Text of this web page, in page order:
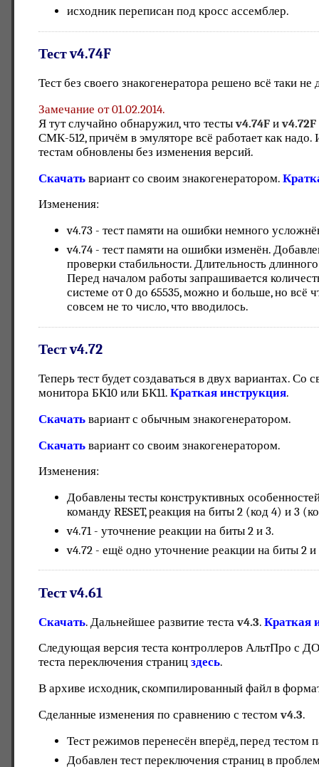
исходник переписан под кросс ассемблер.
Тест v4.74F
Тест без своего знакогенератора решено всё таки
Замечание от 01.02.2014.
Я тут случайно обнаружил, что тестыv4.74F иv4.72F
СМК-512, причём в эмуляторе всё работает как
тестам обновлены без изменения версий.
Скачать вариант со своим знакогенератором.
Изменения:
v4.73 - тест памяти на ошибки немного
v4.74 - тест памяти на ошибки изменён.
проверки стабильности. Длительность
Перед началом работы запрашивается
системе от 0 до 65535, можно и больше, но всё
совсем не то число, что вводилось.
Тест v4.72
Теперь тест будет создаваться в двух вариантах. Со
монитора БК10 или БК11.Краткая инструкция.
Скачать вариант с обычным знакогенератором.
Скачать вариант со своим знакогенератором.
Изменения:
Добавлены тесты конструктивных
команду RESET, реакция на биты 2 (код 4) и 3
v4.71 - уточнение реакции на биты 2 и 3.
v4.72 - ещё одно уточнение реакции на биты 2 и
Тест v4.61
Скачать. Дальнейшее развитие тестаv4.3.Краткая
Следующая версия теста контроллеров АльтПро с
теста переключения страницздесь.
В архиве исходник, скомпилированный файл в
Сделанные изменения по сравнению с тестомv4.3.
Тест режимов перенесён вперёд, перед тестом
Добавлен тест переключения страниц в